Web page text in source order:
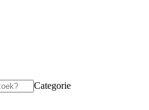
Categorie